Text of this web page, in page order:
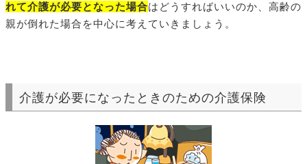
れて介護が必要となった場合はどうすればいいのか、高齢の
親が倒れた場合を中心に考えていきましょう。
介護が必要になったときのための介護保険